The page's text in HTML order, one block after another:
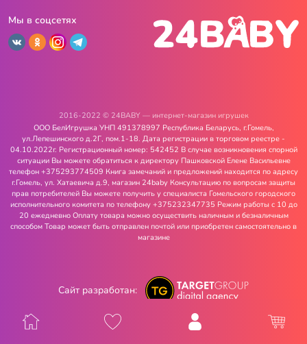
Мы в соцсетях
2016-2022 © 24BABY — интернет-магазин игрушек
ООО БелИгрушка УНП 491378997 Республика Беларусь, г.Гомель,
ул.Лепешинского д.2Г, пом.1-18. Дата регистрации в торговом реестре -
04.10.2022г. Регистрационный номер: 542452 В случае возникновения спорной
ситуации Вы можете обратиться к директору Пашковской Елене Васильевне
телефон +375293774509 Книга замечаний и предложений находится по адресу
г.Гомель, ул. Хатаевича д.9, магазин 24baby Консультацию по вопросам защиты
прав потребителей Вы можете получить у специалиста Гомельского городского
исполнительного комитета по телефону +375232347735 Режим работы с 10 до
20 ежедневно Оплату товара можно осуществить наличным и безналичным
способом Товар может быть отправлен почтой или приобретен самостоятельно в
магазине
Сайт разработан: